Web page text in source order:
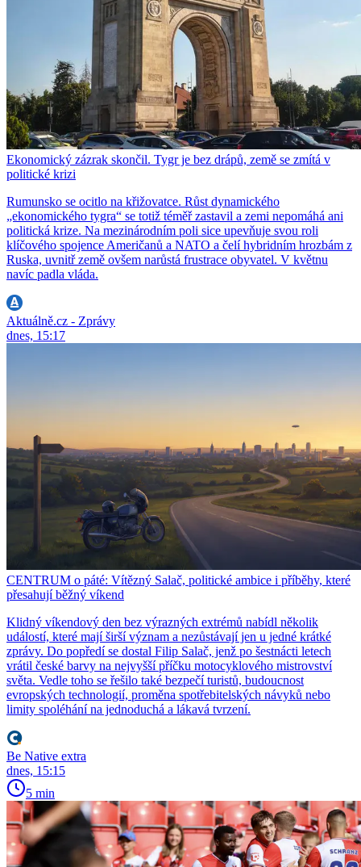
Ekonomický zázrak skončil. Tygr je bez drápů, země se zmítá v
politické krizi
Rumunsko se ocitlo na křižovatce. Růst dynamického
„ekonomického tygra“ se totiž téměř zastavil a zemi nepomáhá ani
politická krize. Na mezinárodním poli sice upevňuje svou roli
klíčového spojence Američanů a NATO a čelí hybridním hrozbám z
Ruska, uvnitř země ovšem narůstá frustrace obyvatel. V květnu
navíc padla vláda.
Aktuálně.cz - Zprávy
dnes, 15:17
CENTRUM o páté: Vítězný Salač, politické ambice i příběhy, které
přesahují běžný víkend
Klidný víkendový den bez výrazných extrémů nabídl několik
událostí, které mají širší význam a nezůstávají jen u jedné krátké
zprávy. Do popředí se dostal Filip Salač, jenž po šestnácti letech
vrátil české barvy na nejvyšší příčku motocyklového mistrovství
světa. Vedle toho se řešilo také bezpečí turistů, budoucnost
evropských technologií, proměna spotřebitelských návyků nebo
limity spoléhání na jednoduchá a lákavá tvrzení.
Be Native extra
dnes, 15:15
5 min